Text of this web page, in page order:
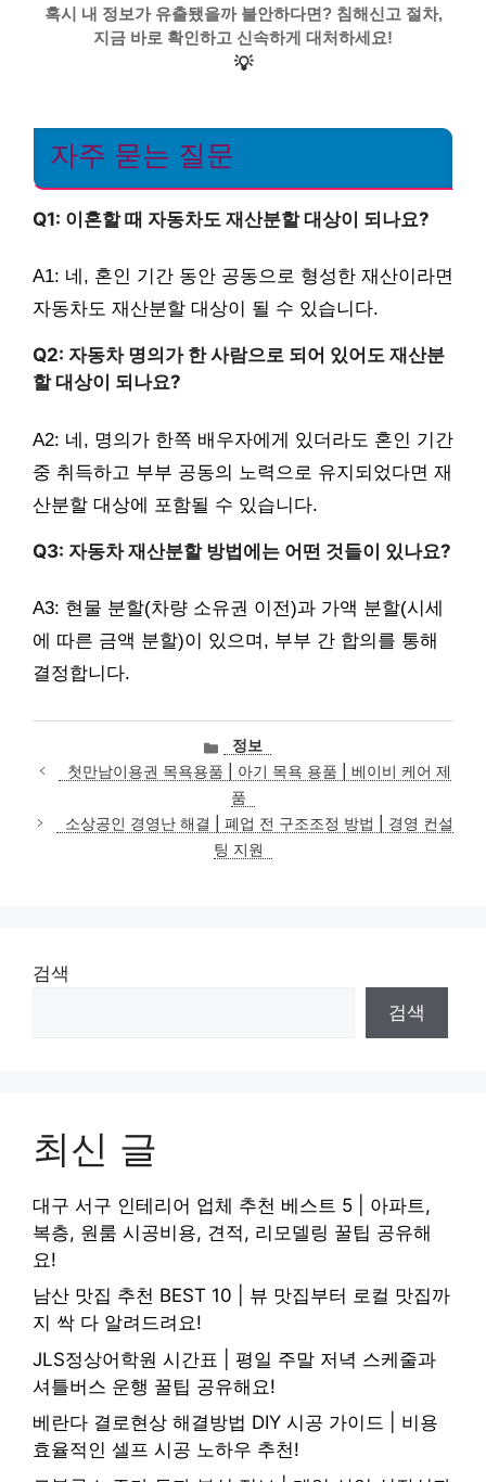
혹시 내 정보가 유출됐을까 불안하다면? 침해신고 절차,
지금 바로 확인하고 신속하게 대처하세요!
💡
자주 묻는 질문
Q1: 이혼할 때 자동차도 재산분할 대상이 되나요?
A1: 네, 혼인 기간 동안 공동으로 형성한 재산이라면
자동차도 재산분할 대상이 될 수 있습니다.
Q2: 자동차 명의가 한 사람으로 되어 있어도 재산분
할 대상이 되나요?
A2: 네, 명의가 한쪽 배우자에게 있더라도 혼인 기간
중 취득하고 부부 공동의 노력으로 유지되었다면 재
산분할 대상에 포함될 수 있습니다.
Q3: 자동차 재산분할 방법에는 어떤 것들이 있나요?
A3: 현물 분할(차량 소유권 이전)과 가액 분할(시세
에 따른 금액 분할)이 있으며, 부부 간 합의를 통해
결정합니다.
카
테
고
리
정보
첫만남이용권 목욕용품 | 아기 목욕 용품 | 베이비 케어 제
품
소상공인 경영난 해결 | 폐업 전 구조조정 방법 | 경영 컨설
팅 지원
검색
검색
최신 글
대구 서구 인테리어 업체 추천 베스트 5 | 아파트,
복층, 원룸 시공비용, 견적, 리모델링 꿀팁 공유해
요!
남산 맛집 추천 BEST 10 | 뷰 맛집부터 로컬 맛집까
지 싹 다 알려드려요!
JLS정상어학원 시간표 | 평일 주말 저녁 스케줄과
셔틀버스 운행 꿀팁 공유해요!
베란다 결로현상 해결방법 DIY 시공 가이드 | 비용
효율적인 셀프 시공 노하우 추천!